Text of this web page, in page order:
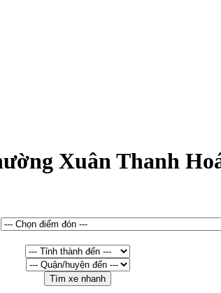
Xuân Thanh
Tìm xe nhanh